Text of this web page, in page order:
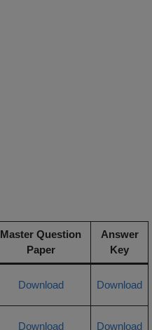
Master Question
Paper
Answer
Key
Download Download
Download Download